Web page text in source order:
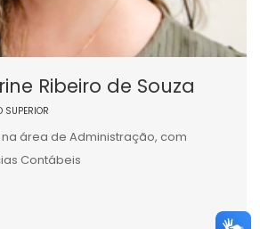
Ribeiro de Souza
SUPERIOR
área de Administração, com
Contábeis